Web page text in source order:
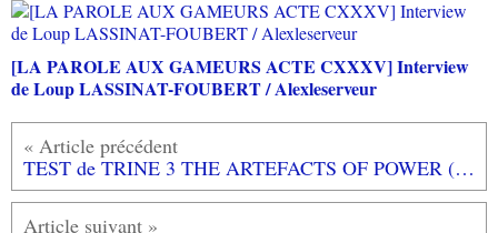
[LA PAROLE AUX GAMEURS ACTE CXXXV] Interview
de Loup LASSINAT-FOUBERT / Alexleserveur
TEST de TRINE 3 THE ARTEFACTS OF POWER (sur PC): le plus beau jeu de plate-formes!